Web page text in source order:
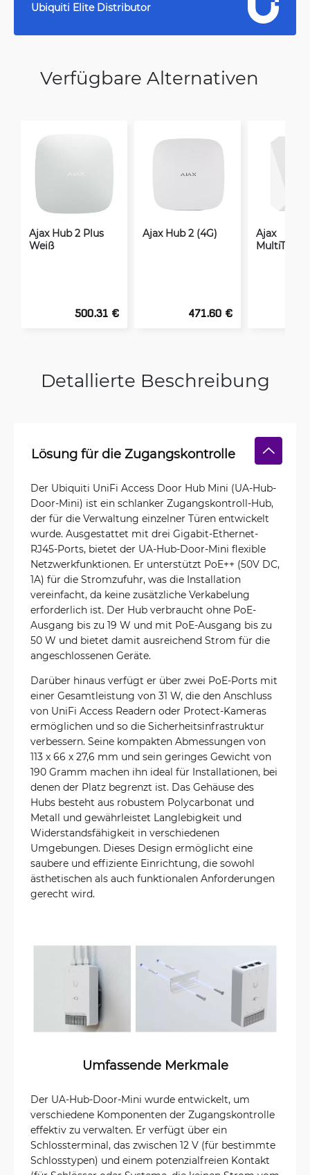
Ubiquiti Elite Distributor
Verfügbare Alternativen
Ajax Hub 2 Plus
Weiß
500.31 €
Ajax Hub 2 (4G)
471.60 €
Ajax
Detallierte Beschreibung
Lösung für die Zugangskontrolle
Der Ubiquiti UniFi Access Door Hub Mini (UA-Hub-
Door-Mini) ist ein schlanker Zugangskontroll-Hub,
der für die Verwaltung einzelner Türen entwickelt
wurde. Ausgestattet mit drei Gigabit-Ethernet-
RJ45-Ports, bietet der UA-Hub-Door-Mini flexible
Netzwerkfunktionen. Er unterstützt PoE++ (50V DC,
1A) für die Stromzufuhr, was die Installation
vereinfacht, da keine zusätzliche Verkabelung
erforderlich ist. Der Hub verbraucht ohne PoE-
Ausgang bis zu 19 W und mit PoE-Ausgang bis zu
50 W und bietet damit ausreichend Strom für die
angeschlossenen Geräte.
Darüber hinaus verfügt er über zwei PoE-Ports mit
einer Gesamtleistung von 31 W, die den Anschluss
von UniFi Access Readern oder Protect-Kameras
ermöglichen und so die Sicherheitsinfrastruktur
verbessern. Seine kompakten Abmessungen von
113 x 66 x 27,6 mm und sein geringes Gewicht von
190 Gramm machen ihn ideal für Installationen, bei
denen der Platz begrenzt ist. Das Gehäuse des
Hubs besteht aus robustem Polycarbonat und
Metall und gewährleistet Langlebigkeit und
Widerstandsfähigkeit in verschiedenen
Umgebungen. Dieses Design ermöglicht eine
saubere und effiziente Einrichtung, die sowohl
ästhetischen als auch funktionalen Anforderungen
gerecht wird.
Umfassende Merkmale
Der UA-Hub-Door-Mini wurde entwickelt, um
verschiedene Komponenten der Zugangskontrolle
effektiv zu verwalten. Er verfügt über ein
Schlossterminal, das zwischen 12 V (für bestimmte
Schlosstypen) und einem potenzialfreien Kontakt